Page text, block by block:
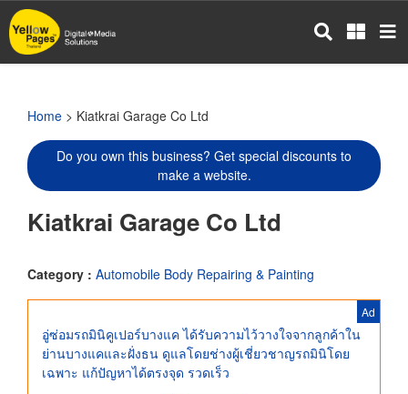
Skip
to
main
Home > Kiatkrai Garage Co Ltd
Do you own this business? Get special discounts to
make a website.
Kiatkrai Garage Co Ltd
Category : Automobile Body Repairing & Painting
Ad
อู่ซ่อมรถมินิคูเปอร์บางแค ได้รับความไว้วางใจจากลูกค้าใน
ย่านบางแคและฝั่งธน ดูแลโดยช่างผู้เชี่ยวชาญรถมินิโดย
เฉพาะ แก้ปัญหาได้ตรงจุด รวดเร็ว